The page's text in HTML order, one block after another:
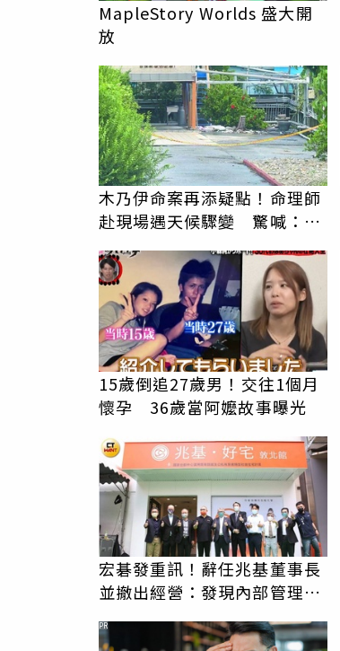
MapleStory Worlds 盛大開
放
木乃伊命案再添疑點！命理師
赴現場遇天候驟變 驚喊：死
者還有冤屈
15歲倒追27歲男！交往1個月
懷孕 36歲當阿嬤故事曝光
宏碁發重訊！辭任兆基董事長
並撤出經營：發現內部管理缺
PR